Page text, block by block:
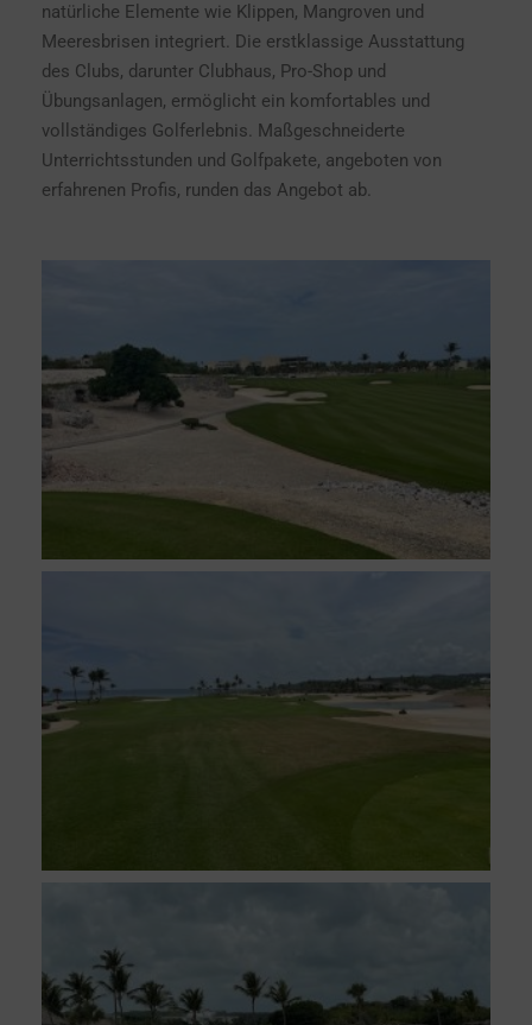
natürliche Elemente wie Klippen, Mangroven und
Meeresbrisen integriert. Die erstklassige Ausstattung
des Clubs, darunter Clubhaus, Pro-Shop und
Übungsanlagen, ermöglicht ein komfortables und
vollständiges Golferlebnis. Maßgeschneiderte
Unterrichtsstunden und Golfpakete, angeboten von
erfahrenen Profis, runden das Angebot ab.